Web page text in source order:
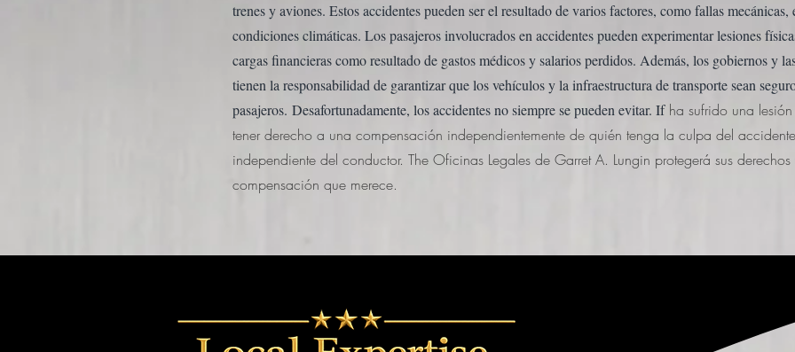
trenes y aviones. Estos accidentes pueden ser el resultado de varios factores, como fallas mecánicas,
condiciones climáticas. Los pasajeros involucrados en accidentes pueden experimentar lesiones
cargas financieras como resultado de gastos médicos y salarios perdidos. Además, los gobiernos y
tienen la responsabilidad de garantizar que los vehículos y la infraestructura de transporte sean
pasajeros. Desafortunadamente, los accidentes no siempre se pueden evitar. If ha sufrido una
tener derecho a una compensación independientemente de quién tenga la culpa del
independiente del conductor. The Oficinas Legales de Garret A. Lungin protegerá sus
compensación que merece.